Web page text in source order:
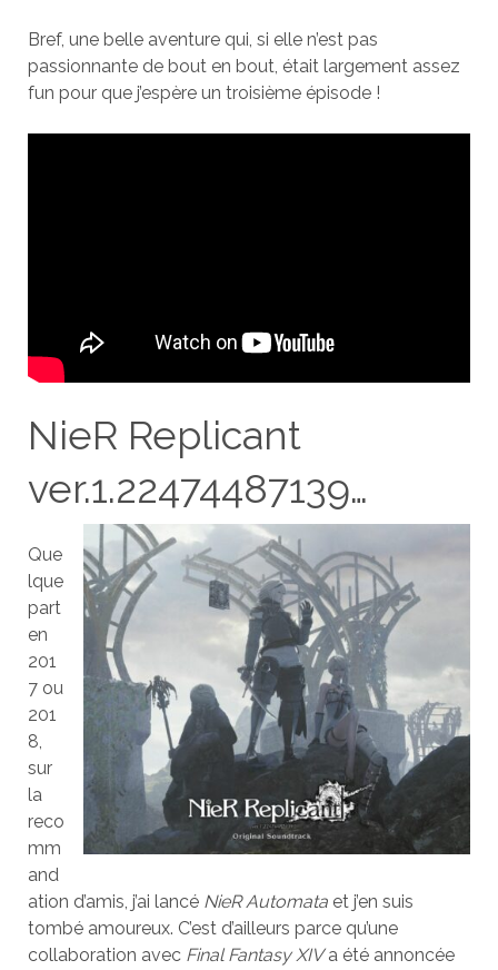
Bref, une belle aventure qui, si elle n’est pas
passionnante de bout en bout, était largement assez
fun pour que j’espère un troisième épisode !
NieR Replicant
ver.1.22474487139…
Que
lque
part
en
201
7 ou
201
8,
sur
la
reco
mm
and
ation d’amis, j’ai lancé NieR Automataet j’en suis
tombé amoureux. C’est d’ailleurs parce qu’une
collaboration avec Final Fantasy XIVa été annoncée